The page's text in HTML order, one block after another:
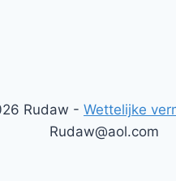
Rudaw - Wettelijke
Rudaw@aol.com